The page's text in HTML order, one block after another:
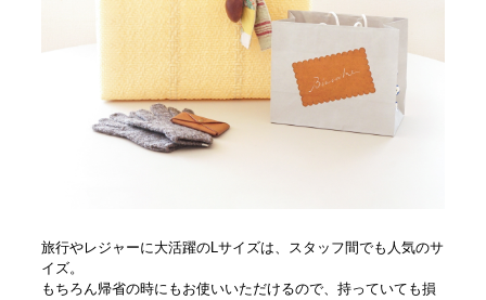
旅行やレジャーに大活躍のLサイズは、スタッフ間でも人気のサ
イズ。
もちろん帰省の時にもお使いいただけるので、持っていても損